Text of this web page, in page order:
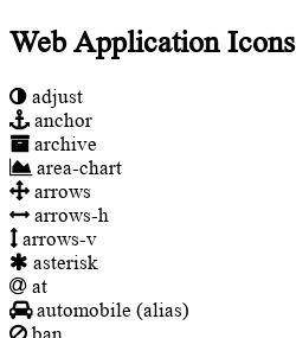
Web Application Icons
adjust
anchor
archive
area-chart
arrows
arrows-h
arrows-v
asterisk
at
automobile (alias)